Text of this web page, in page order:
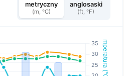
metryczny
(m, °C)
anglosaski
(ft, °F)